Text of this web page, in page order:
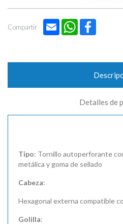
Compartir Email WhatsApp
Detalles de
Tipo: Tornillo autoperforante
metálica y goma de sellado
Cabeza:
Hexagonal externa compatible
Golilla: